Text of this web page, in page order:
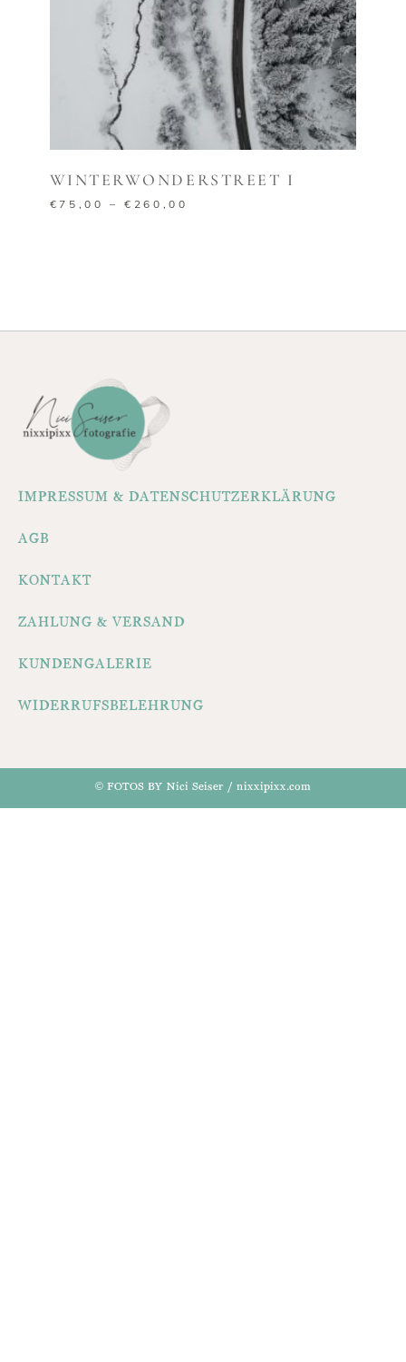
AUSFÜHRUNG WÄHLEN
WINTERWONDERSTREET I
€75,00 –€ 260,00
IMPRESSUM & DATENSCHUTZERKLÄRUNG
AGB
KONTAKT
ZAHLUNG & VERSAND
KUNDENGALERIE
WIDERRUFSBELEHRUNG
© FOTOS BY Nici Seiser / nixxipixx.com